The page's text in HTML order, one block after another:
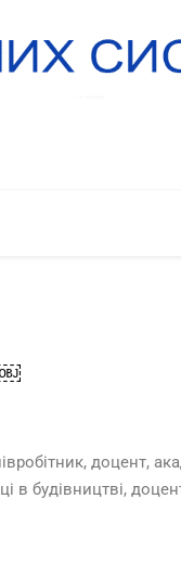
доцент,
в будівництві,